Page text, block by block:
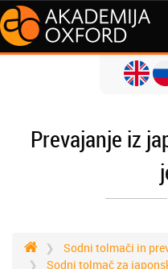
Prevajanje iz
Sodni tolmači in
Sodni tolmač za